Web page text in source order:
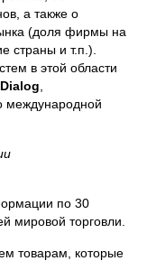
а также о
(доля фирмы на
страны и т.п.).
в этой области
Dialog
международной
по 30
мировой торговли.
товарам, которые